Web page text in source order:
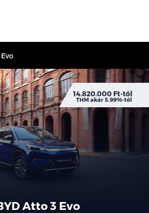
14.820.000 Ft-tól
THM akár 5.99%-tól
Atto 3 Evo